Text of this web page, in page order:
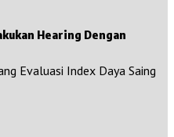
Hearing Dengan